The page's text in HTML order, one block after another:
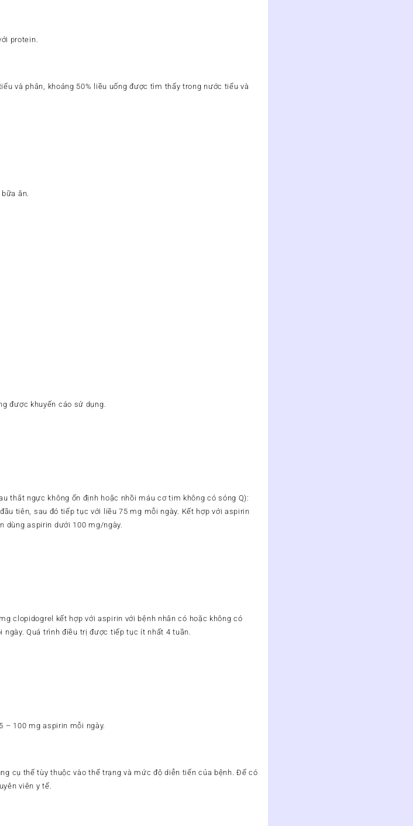
protein.
và phân, khoảng 50% liều uống được tìm thấy trong nước tiểu và
ăn.
được khuyến cáo sử dụng.
thắt ngực không ổn định hoặc nhồi máu cơ tim không có sóng Q):
tiên, sau đó tiếp tục với liều 75 mg mỗi ngày. Kết hợp với aspirin
dùng aspirin dưới 100 mg/ngày.
clopidogrel kết hợp với aspirin với bệnh nhân có hoặc không có
ngày. Quá trình điều trị được tiếp tục ít nhất 4 tuần.
– 100 mg aspirin mỗi ngày.
cụ thể tùy thuộc vào thể trạng và mức độ diễn tiến của bệnh. Để có
viên y tế.